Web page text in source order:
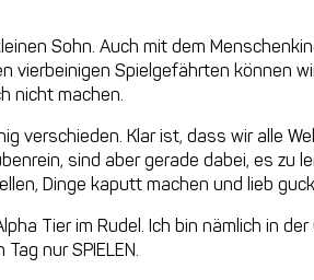
Sohn. Auch mit dem
vierbeinigen Spielgefährten können
nicht machen.
verschieden. Klar ist, dass wir alle
sind aber gerade dabei, es zu
Dinge kaputt machen und lieb
Tier im Rudel. Ich bin nämlich in
nur SPIELEN.